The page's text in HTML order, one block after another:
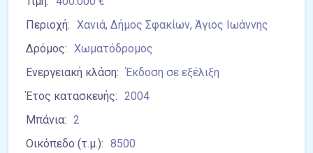
Περιοχή: Χανιά, Δήμος Σφακίων, Άγιος Ιωάννης
Δρόμος: Χωματόδρομος
Ενεργειακή κλάση:
Έκδοση σε εξέλιξη
Έτος κατασκευής: 2004
Μπάνια: 2
Οικόπεδο (τ.μ.): 8500